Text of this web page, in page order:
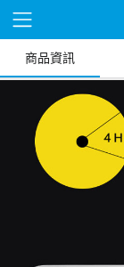
商品資訊